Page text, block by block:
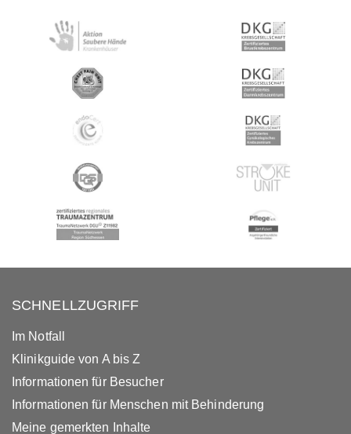
SCHNELLZUGRIFF
Im Notfall
Klinikguide von A bis Z
Informationen für Besucher
Informationen für Menschen mit Behinderung
Meine gemerkten Inhalte